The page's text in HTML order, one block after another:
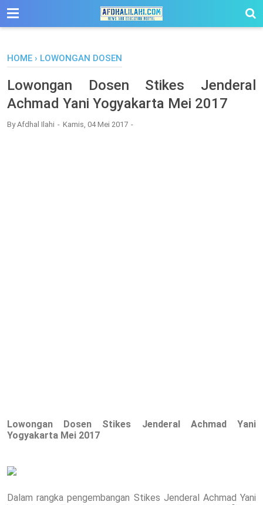
-->
HOME › LOWONGAN DOSEN
Lowongan Dosen Stikes Jenderal
Achmad Yani Yogyakarta Mei 2017
ByAfdhal Ilahi Kamis, 04 Mei 2017
Lowongan Dosen Stikes Jenderal Achmad Yani
Yogyakarta Mei 2017
Dalam rangka pengembangan Stikes Jenderal Achmad Yani